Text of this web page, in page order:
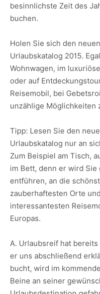
besinnlichste Zeit des
buchen.
Holen Sie sich den
Urlaubskatalog 2015.
Wohnwagen, im
oder auf
Reisemobil, bei
unzählige Möglichkeiten
Tipp: Lesen Sie den
Urlaubskatalog nur an
Zum Beispiel am Tisch,
im Bett, denn er wird Sie
entführen, an die
zauberhaftesten Orte
interessantesten
Europas.
A. Urlaubsreif hat
er uns abschließend
bucht, wird im
Beine an seiner